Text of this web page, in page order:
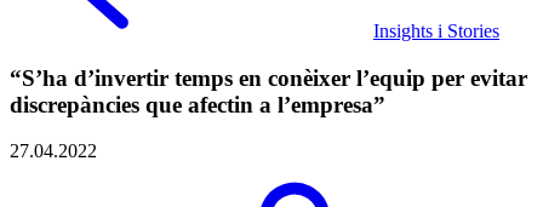
Insights i Stories
“S’ha d’invertir temps en conèixer l’equip per evitar
discrepàncies que afectin a l’empresa”
27.04.2022